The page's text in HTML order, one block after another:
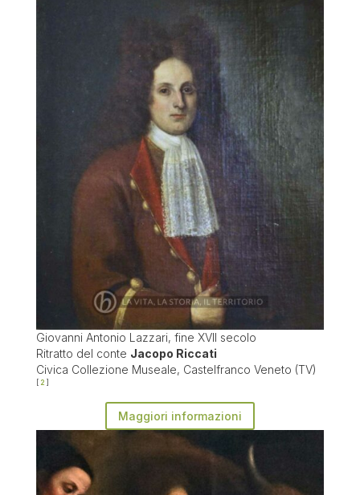
Giovanni Antonio Lazzari, fine XVII secolo
Ritratto del conte Jacopo Riccati
Civica Collezione Museale, Castelfranco Veneto (TV)
2
Maggiori informazioni